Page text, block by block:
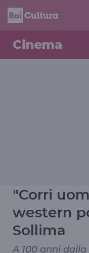
Cinema
"Corri
western
Sollima
A 100 anni